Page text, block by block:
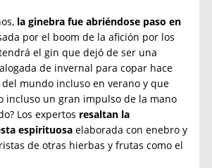
la ginebra fue abriéndose paso en
por el boom de la afición por los
el gin que dejó de ser una
de invernal para copar hace
mundo incluso en verano y que
incluso un gran impulso de la mano
Los expertos resaltan la
espirituosa elaborada con enebro y
de otras hierbas y frutas como el